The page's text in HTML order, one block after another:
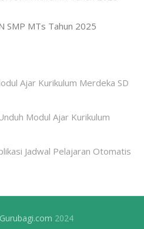
SMP MTs Tahun 2025
Ajar Kurikulum Merdeka SD
Modul Ajar Kurikulum
Jadwal Pelajaran Otomatis
Gurubagi.com 2024